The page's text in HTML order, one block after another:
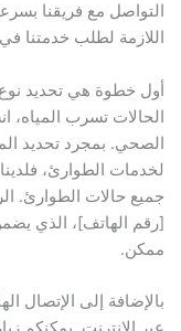
التواصل مع فريقنا
اللازمة لطلب خدمتنا
أول خطوة هي تحديد
الحالات تسرب المياه،
الصحي. بمجرد تحديد
لخدمات الطوارئ،
جميع حالات الطوارئ.
[رقم الهاتف]، الذي
ممكن.
بالإضافة إلى الإتصال